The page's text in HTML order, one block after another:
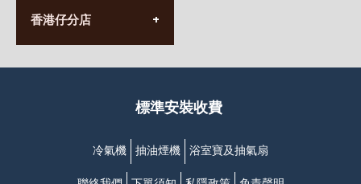
香港堅尼地城卑路乍街
(堅尼地城地鐵站B出口)
營業時間:
(10:00am-20:30pm)
香港仔分店
營業時間:
香港香港仔成都道20-28號
(黃竹坑地鐵站轉4M專線小巴)
標準安裝收費
冷氣機 抽油煙機 浴室寶及抽氣扇